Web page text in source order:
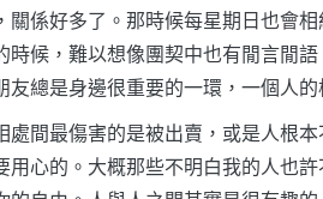
關係好多了。那時候每星期日也會
時候，難以想像團契中也有閒言閒
友總是身邊很重要的一環，一個人的
處間最傷害的是被出賣，或是人根
用心的。大概那些不明白我的人也